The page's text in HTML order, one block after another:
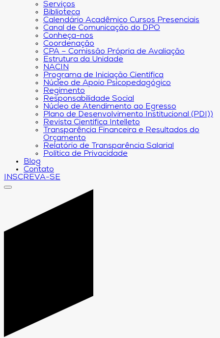
Serviços
Biblioteca
Calendário Acadêmico Cursos Presenciais
Canal de Comunicação do DPO
Conheça-nos
Coordenação
CPA – Comissão Própria de Avaliação
Estrutura da Unidade
NACIN
Programa de Iniciação Científica
Núcleo de Apoio Psicopedagógico
Regimento
Responsabilidade Social
Núcleo de Atendimento ao Egresso
Plano de Desenvolvimento Institucional (PDI))
Revista Científica Intelleto
Transparência Financeira e Resultados do
Orçamento
Relatório de Transparência Salarial
Política de Privacidade
Blog
Contato
INSCREVA-SE